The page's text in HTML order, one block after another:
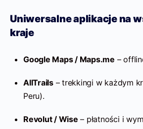
Uniwersalne aplikacje na
kraje
Google Maps / Maps.me –
AllTrails– trekkingi w każdym
Peru).
Revolut / Wise – płatności i